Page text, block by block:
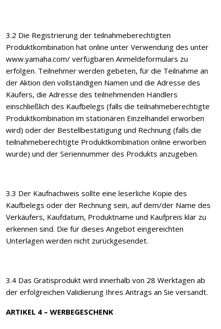
3.2 Die Registrierung der teilnahmeberechtigten
Produktkombination hat online unter Verwendung des unter
www.yamaha.com/ verfügbaren Anmeldeformulars zu
erfolgen. Teilnehmer werden gebeten, für die Teilnahme an
der Aktion den vollständigen Namen und die Adresse des
Käufers, die Adresse des teilnehmenden Händlers
einschließlich des Kaufbelegs (falls die teilnahmeberechtigte
Produktkombination im stationären Einzelhandel erworben
wird) oder der Bestellbestätigung und Rechnung (falls die
teilnahmeberechtigte Produktkombination online erworben
wurde) und der Seriennummer des Produkts anzugeben.
3.3 Der Kaufnachweis sollte eine leserliche Kopie des
Kaufbelegs oder der Rechnung sein, auf dem/der Name des
Verkäufers, Kaufdatum, Produktname und Kaufpreis klar zu
erkennen sind. Die für dieses Angebot eingereichten
Unterlagen werden nicht zurückgesendet.
3.4 Das Gratisprodukt wird innerhalb von 28 Werktagen ab
der erfolgreichen Validierung Ihres Antrags an Sie versandt.
ARTIKEL 4 – WERBEGESCHENK